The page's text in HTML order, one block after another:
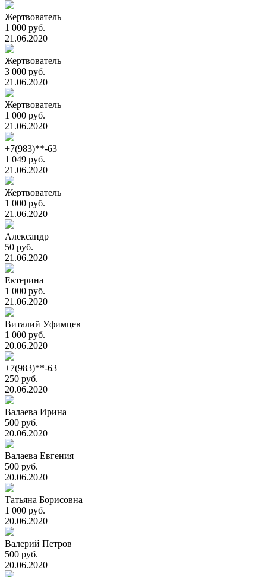
Жертвователь
1 000 руб.
21.06.2020
Жертвователь
3 000 руб.
21.06.2020
Жертвователь
1 000 руб.
21.06.2020
+7(983)**-63
1 049 руб.
21.06.2020
Жертвователь
1 000 руб.
21.06.2020
Александр
50 руб.
21.06.2020
Ектерина
1 000 руб.
21.06.2020
Виталий Уфимцев
1 000 руб.
20.06.2020
+7(983)**-63
250 руб.
20.06.2020
Валаева Ирина
500 руб.
20.06.2020
Валаева Евгения
500 руб.
20.06.2020
Татьяна Борисовна
1 000 руб.
20.06.2020
Валерий Петров
500 руб.
20.06.2020